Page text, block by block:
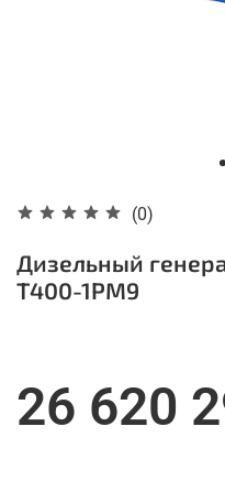
(0)
Дизельный
Т400-1РМ9
26 620